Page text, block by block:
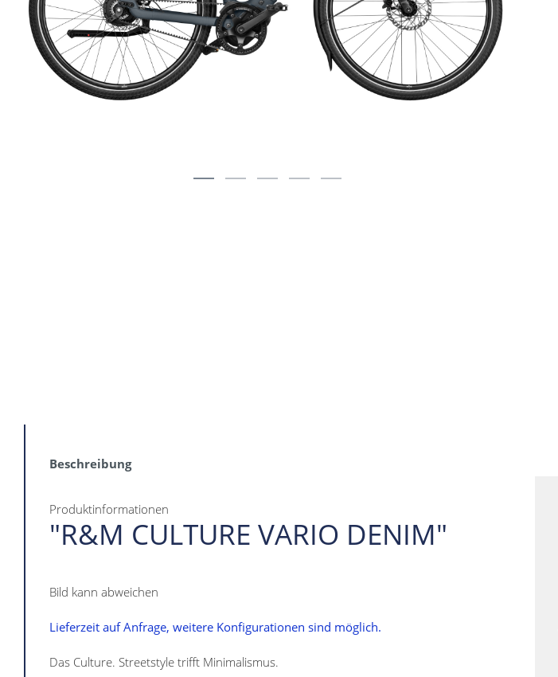
Beschreibung
Produktinformationen
"R&M CULTURE VARIO DENIM"
Bild kann abweichen
Lieferzeit auf Anfrage, weitere Konfigurationen sind möglich.
Das Culture. Streetstyle trifft Minimalismus.